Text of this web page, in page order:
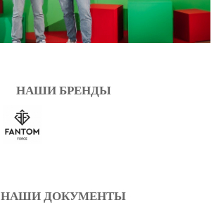
НАШИ БРЕНДЫ
НАШИ ДОКУМЕНТЫ